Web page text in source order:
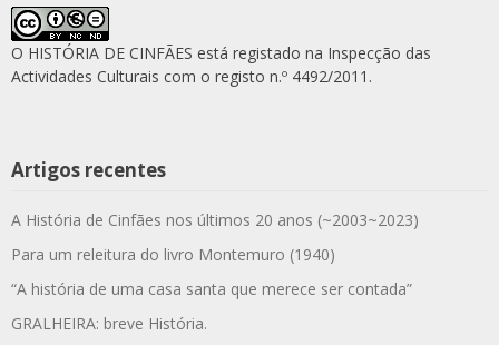
O HISTÓRIA DE CINFÃES está registado na Inspecção das
Actividades Culturais com o registo n.º 4492/2011.
Artigos recentes
A História de Cinfães nos últimos 20 anos (~2003~2023)
Para um releitura do livro Montemuro (1940)
“A história de uma casa santa que merece ser contada”
GRALHEIRA: breve História.